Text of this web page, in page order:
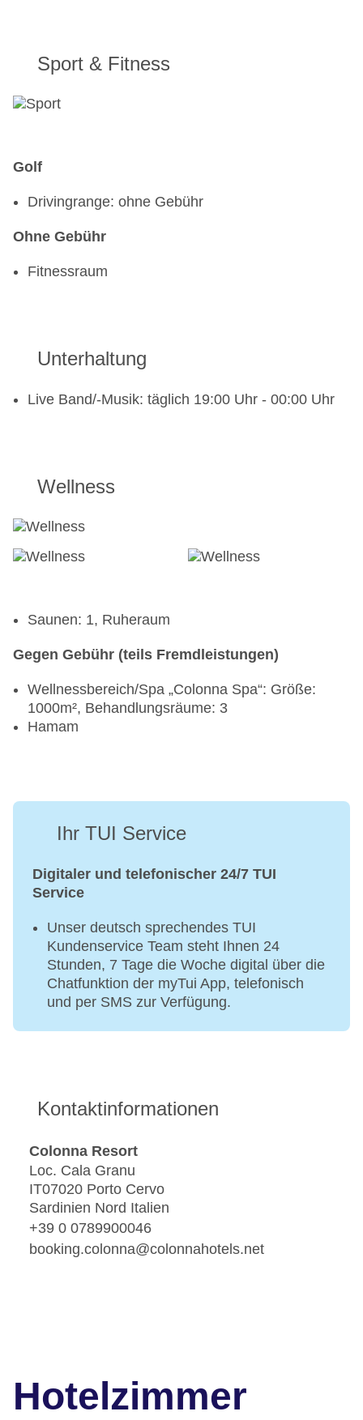
Sport & Fitness
Golf
Drivingrange: ohne Gebühr
Ohne Gebühr
Fitnessraum
Unterhaltung
Live Band/-Musik: täglich 19:00 Uhr - 00:00 Uhr
Wellness
Saunen: 1, Ruheraum
Gegen Gebühr (teils Fremdleistungen)
Wellnessbereich/Spa „Colonna Spa“: Größe:
1000m², Behandlungsräume: 3
Hamam
Ihr TUI Service
Digitaler und telefonischer 24/7 TUI
Service
Unser deutsch sprechendes TUI
Kundenservice Team steht Ihnen 24
Stunden, 7 Tage die Woche digital über die
Chatfunktion der myTui App, telefonisch
und per SMS zur Verfügung.
Kontaktinformationen
Colonna Resort
Loc. Cala Granu
IT07020 Porto Cervo
Sardinien Nord Italien
+39 0 0789900046
booking.colonna@colonnahotels.net
Hotelzimmer